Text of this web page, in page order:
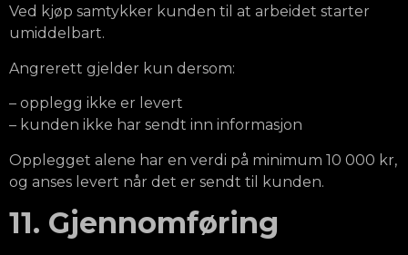
Ved kjøp samtykker kunden til at arbeidet starter
umiddelbart.
Angrerett gjelder kun dersom:
– opplegg ikke er levert
– kunden ikke har sendt inn informasjon
Opplegget alene har en verdi på minimum 10 000 kr,
og anses levert når det er sendt til kunden.
11. Gjennomføring